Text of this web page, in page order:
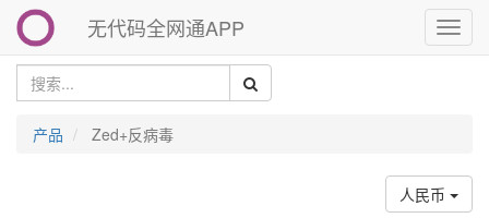
切
换
无代码全网通APP
产品 Zed+反病毒
人民币